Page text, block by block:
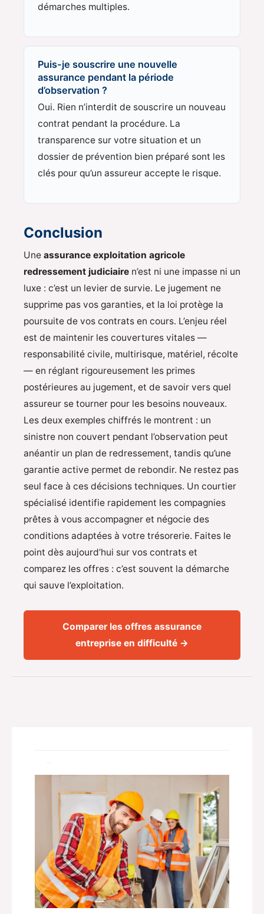
démarches multiples.
Puis-je souscrire une nouvelle
assurance pendant la période
d’observation ?
Oui. Rien n’interdit de souscrire un nouveau
contrat pendant la procédure. La
transparence sur votre situation et un
dossier de prévention bien préparé sont les
clés pour qu’un assureur accepte le risque.
Conclusion
Une assurance exploitation agricole
redressement judiciaire n’est ni une impasse ni un
luxe : c’est un levier de survie. Le jugement ne
supprime pas vos garanties, et la loi protège la
poursuite de vos contrats en cours. L’enjeu réel
est de maintenir les couvertures vitales —
responsabilité civile, multirisque, matériel, récolte
— en réglant rigoureusement les primes
postérieures au jugement, et de savoir vers quel
assureur se tourner pour les besoins nouveaux.
Les deux exemples chiffrés le montrent : un
sinistre non couvert pendant l’observation peut
anéantir un plan de redressement, tandis qu’une
garantie active permet de rebondir. Ne restez pas
seul face à ces décisions techniques. Un courtier
spécialisé identifie rapidement les compagnies
prêtes à vous accompagner et négocie des
conditions adaptées à votre trésorerie. Faites le
point dès aujourd’hui sur vos contrats et
comparez les offres : c’est souvent la démarche
qui sauve l’exploitation.
Comparer les offres assurance
entreprise en difficulté →